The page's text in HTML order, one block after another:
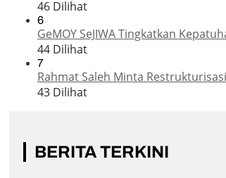
46 Dilihat
6
GeMOY SeJIWA Tingkatkan
44 Dilihat
7
Rahmat Saleh Minta
43 Dilihat
BERITA TERKINI